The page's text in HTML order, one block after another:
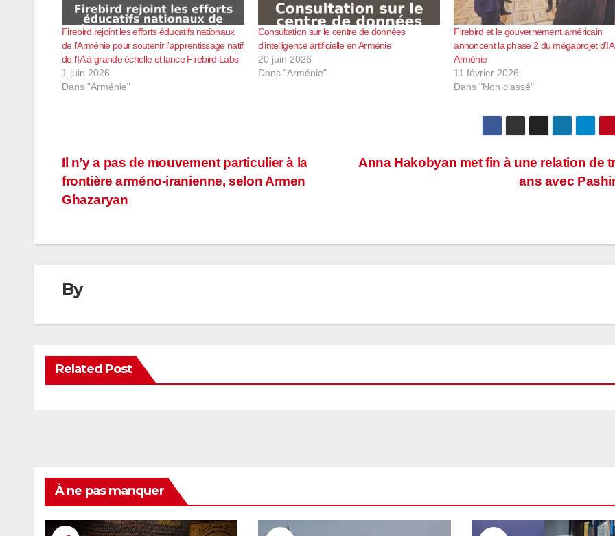
Firebird rejoint les efforts éducatifs nationaux
de l’Arménie pour soutenir l’apprentissage natif
de l’IA à grande échelle et lance Firebird Labs
1 juin 2026
Dans "Arménie"
Consultation sur le centre de données
d’intelligence artificielle en Arménie
20 juin 2026
Dans "Arménie"
Firebird et le gouvernement américain
annoncent la phase 2 du mégaprojet
Arménie
11 février 2026
Dans "Non classé"
Navigation
de
Anna Hakobyan met fin à une relation de
ans avec
Il n’y a pas de mouvement particulier à la
frontière arméno-iranienne, selon Armen
Ghazaryan
By
Related Post
À ne pas manquer